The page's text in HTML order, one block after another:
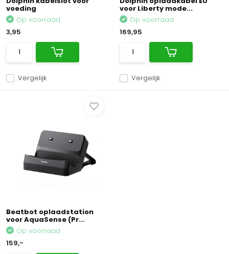
voeding
Vergelijk
Op voorraad
3,95
voor Liberty mode...
Vergelijk
Op voorraad
169,95
Beatbot oplaadstation
voor AquaSense (Pr...
Op voorraad
159,-